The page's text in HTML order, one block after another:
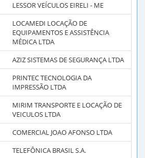
LESSOR VEÍCULOS EIRELI - ME
LOCAMEDI LOCAÇÃO DE
EQUIPAMENTOS E ASSISTÊNCIA
MÉDICA LTDA
AZIZ SISTEMAS DE SEGURANÇA LTDA
PRINTEC TECNOLOGIA DA
IMPRESSÃO LTDA
MIRIM TRANSPORTE E LOCAÇÃO DE
VEICULOS LTDA
COMERCIAL JOAO AFONSO LTDA
TELEFÔNICA BRASIL S.A.